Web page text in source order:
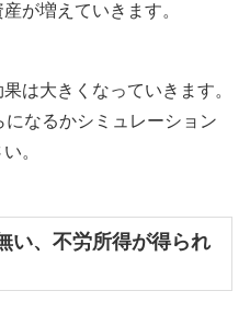
が増えていきます。
は大きくなっていきます。
になるかシミュレーション
。
い、不労所得が得られ